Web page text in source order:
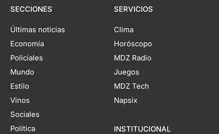
SECCIONES
Últimas noticias
Economía
Policiales
Mundo
Estilo
Vinos
Sociales
Política
SERVICIOS
Clima
Horóscopo
MDZ Radio
Juegos
MDZ Tech
Napsix
INSTITUCIONAL